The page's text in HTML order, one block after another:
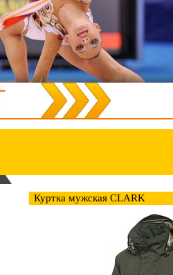
Куртка мужская CLARK